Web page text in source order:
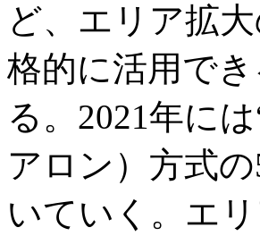
ど、エリア拡
格的に活用で
る。2021年に
アロン）方式
いていく。エ